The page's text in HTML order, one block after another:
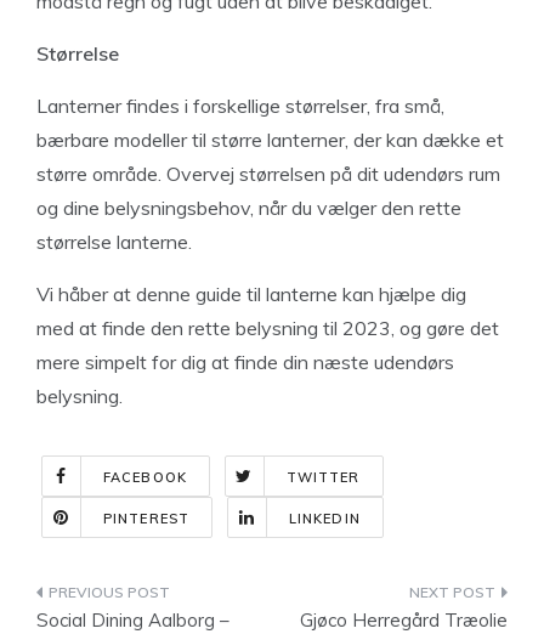
Størrelse
Lanterner findes i forskellige størrelser, fra små,
bærbare modeller til større lanterner, der kan dække et
større område. Overvej størrelsen på dit udendørs rum
og dine belysningsbehov, når du vælger den rette
størrelse lanterne.
Vi håber at denne guide til lanterne kan hjælpe dig
med at finde den rette belysning til 2023, og gøre det
mere simpelt for dig at finde din næste udendørs
belysning.
FACEBOOK TWITTER
PINTEREST LINKEDIN
Indlægsnavigation
Social Dining Aalborg –
Gjøco Herregård Træolie